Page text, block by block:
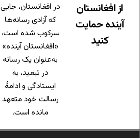
از افغانستان
آینده حمایت
کنید
در افغانستان، جایی
که آزادی رسانه‌ها
سرکوب شده است،
«افغانستان آینده»
به‌عنوان یک رسانه
در تبعید، به
ایستادگی و ادامهٔ
رسالت خود متعهد
مانده است.